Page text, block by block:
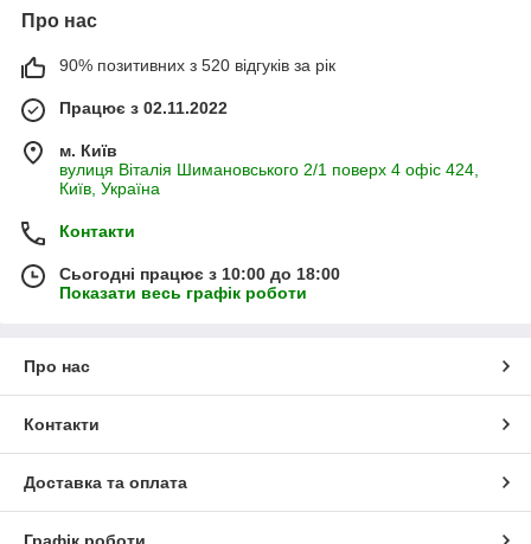
Про нас
90% позитивних з 520 відгуків за рік
Працює з 02.11.2022
м. Київ
вулиця Віталія Шимановського 2/1 поверх 4 офіс 424,
Київ, Україна
Контакти
Сьогодні працює з 10:00 до 18:00
Показати весь графік роботи
Про нас
Контакти
Доставка та оплата